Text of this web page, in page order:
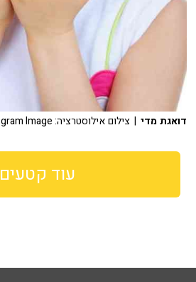
דואגת מדי | צילום אילוסטרציה: Ingram Image
עוד קטעים